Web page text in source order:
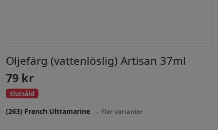
Oljefärg (vattenlöslig) Artisan 37ml
79 kr
Slutsåld
(263) French Ultramarine Fler varianter